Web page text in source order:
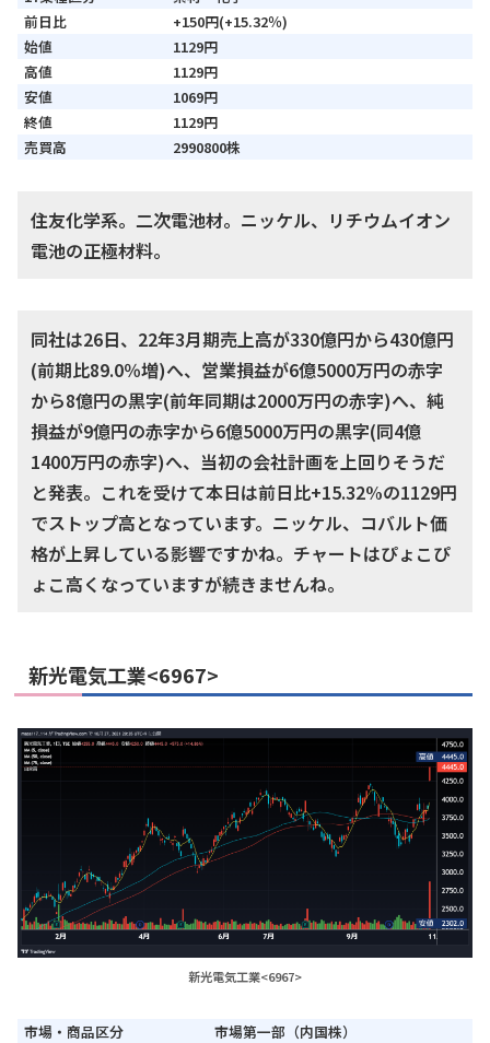
前日比
+150円(+15.32％)
始値
1129円
高値
1129円
安値
1069円
終値
1129円
売買高
2990800株
住友化学系。二次電池材。ニッケル、リチウムイオン
電池の正極材料。
同社は26日、22年3月期売上高が330億円から430億円
(前期比89.0％増)へ、営業損益が6億5000万円の赤字
から8億円の黒字(前年同期は2000万円の赤字)へ、純
損益が9億円の赤字から6億5000万円の黒字(同4億
1400万円の赤字)へ、当初の会社計画を上回りそうだ
と発表。これを受けて本日は前日比+15.32%の1129円
でストップ高となっています。ニッケル、コバルト価
格が上昇している影響ですかね。チャートはぴょこぴ
ょこ高くなっていますが続きませんね。
新光電気工業<6967>
新光電気工業<6967>
市場・商品区分
市場第一部（内国株）